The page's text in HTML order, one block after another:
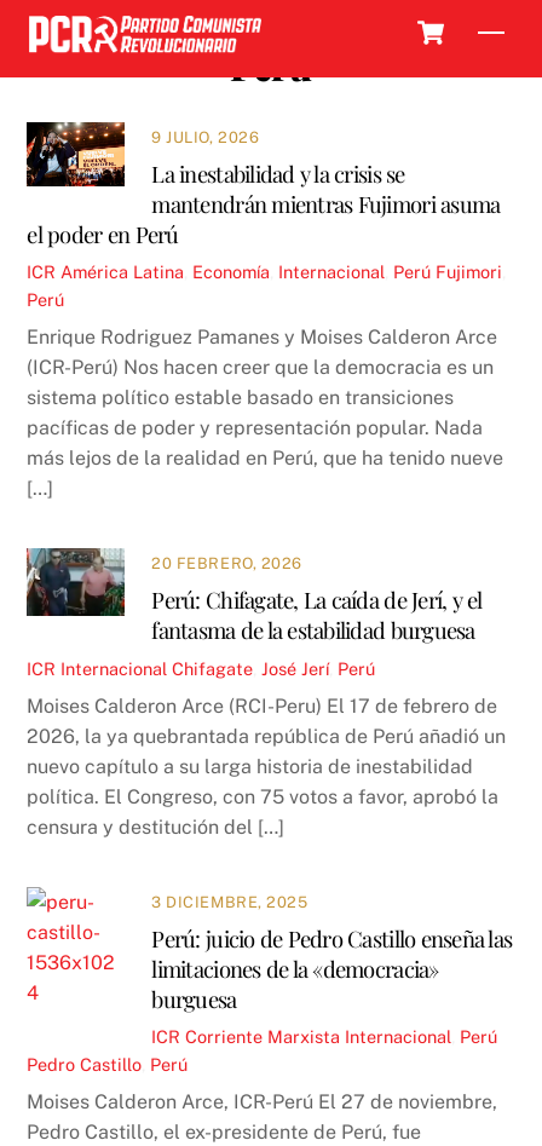
Skip
content
Perú
9 JULIO, 2026
La inestabilidad y la crisis se
mantendrán mientras Fujimori asuma
el poder en Perú
ICR América Latina Economía Internacional Perú Fujimori
Perú
Enrique Rodriguez Pamanes y Moises Calderon Arce
(ICR-Perú) Nos hacen creer que la democracia es un
sistema político estable basado en transiciones
pacíficas de poder y representación popular. Nada
más lejos de la realidad en Perú, que ha tenido nueve
[…]
20 FEBRERO, 2026
Perú: Chifagate, La caída de Jerí, y el
fantasma de la estabilidad burguesa
ICR Internacional Chifagate ,José Jerí, Perú
Moises Calderon Arce (RCI-Peru) El 17 de febrero de
2026, la ya quebrantada república de Perú añadió un
nuevo capítulo a su larga historia de inestabilidad
política. El Congreso, con 75 votos a favor, aprobó la
censura y destitución del […]
3 DICIEMBRE, 2025
Perú: juicio de Pedro Castillo enseña las
limitaciones de la «democracia»
burguesa
ICR Corriente Marxista Internacional Perú
Pedro Castillo Perú
Moises Calderon Arce, ICR-Perú El 27 de noviembre,
Pedro Castillo, el ex-presidente de Perú, fue